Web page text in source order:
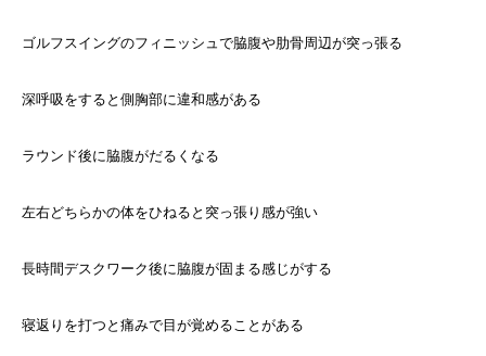
ゴルフスイングのフィニッシュで脇腹や肋骨周辺が突っ張る
深呼吸をすると側胸部に違和感がある
ラウンド後に脇腹がだるくなる
左右どちらかの体をひねると突っ張り感が強い
長時間デスクワーク後に脇腹が固まる感じがする
寝返りを打つと痛みで目が覚めることがある